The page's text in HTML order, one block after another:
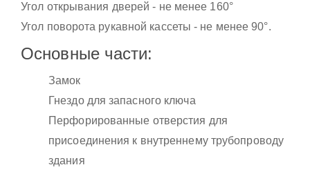
Угол открывания дверей - не менее 160°
Угол поворота рукавной кассеты - не менее 90°.
Основные части:
Замок
Гнездо для запасного ключа
Перфорированные отверстия для
присоединения к внутреннему трубопроводу
здания